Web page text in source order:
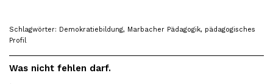
Schlagwörter: Demokratiebildung, Marbacher Pädagogik, pädagogisches
Profil
Was nicht fehlen darf.